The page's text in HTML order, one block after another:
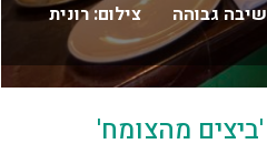
גבוהה צילום: רונית
מהצומח'